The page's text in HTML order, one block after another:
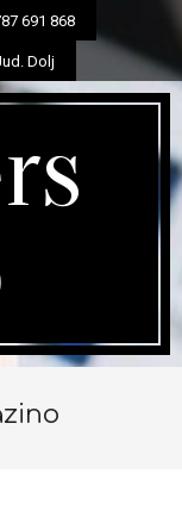
691 868
Dolj